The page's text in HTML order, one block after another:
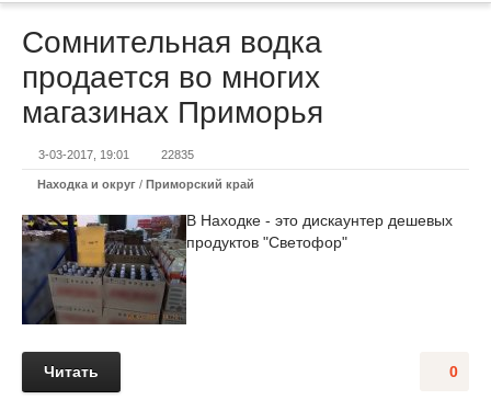
Сомнительная водка
продается во многих
магазинах Приморья
3-03-2017, 19:01 22835
Находка и округ / Приморский край
В Находке - это дискаунтер дешевых
продуктов "Светофор"
0
Читать